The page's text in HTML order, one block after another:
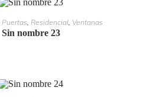
LEER MÁS
Puertas, Residencial, Ventanas
Sin nombre 23